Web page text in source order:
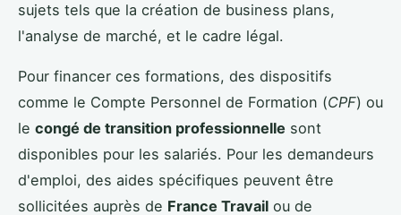
sujets tels que la création de business plans,
l'analyse de marché, et le cadre légal.
Pour financer ces formations, des dispositifs
comme le Compte Personnel de Formation (CPF) ou
le congé de transition professionnelle sont
disponibles pour les salariés. Pour les demandeurs
d'emploi, des aides spécifiques peuvent être
sollicitées auprès de France Travail ou de